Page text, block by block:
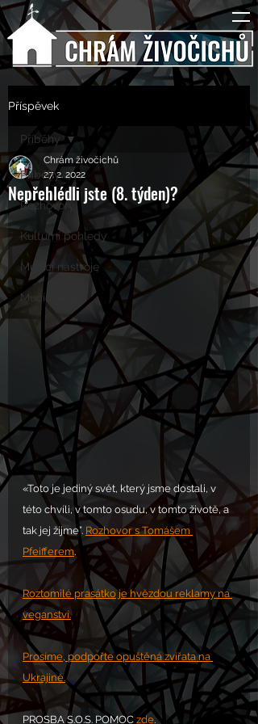
Příspěvek
Příběhy
Rozhovory
Kulturní pohledy
Mučící nástroje
Mučící lidé
Příběhy
Nepřehlédli jste (8. týden)?
Chrám živočichů
27. 2. 2022
«Toto je jediný svět, který jsme dostali, v
této chvíli, v tomto osudu, v tomto životě, a
tak jej žijme”. Rozhovor s Tomášem
Pfeifferem.
Roztomilé prasátko je hvězdou reklamy na
veganství.
Prosíme, podpořte opuštěná zvířata na
Ukrajině.
PROSBA S.O.S. POMOC zde.